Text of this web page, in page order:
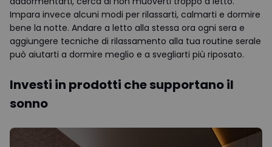
Impara invece alcuni modi per rilassarti, calmarti e dormire
bene la notte. Andare a letto alla stessa ora ogni sera e
aggiungere tecniche di rilassamento alla tua routine serale
può aiutarti a dormire meglio e a svegliarti più riposato.
Investi in prodotti che supportano il
sonno